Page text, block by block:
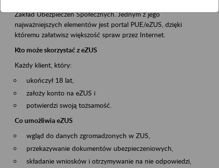
Zakład Ubezpieczeń Społecznych. Jednym z jego
najważniejszych elementów jest portal PUE/eZUS, dzięki
któremu załatwisz większość spraw przez Internet.
Kto może skorzystać z eZUS
Każdy klient, który:
ukończył 18 lat,
założy konto na eZUS i
potwierdzi swoją tożsamość.
Co umożliwia eZUS
wgląd do danych zgromadzonych w ZUS,
przekazywanie dokumentów ubezpieczeniowych,
składanie wniosków i otrzymywanie na nie odpowiedzi,